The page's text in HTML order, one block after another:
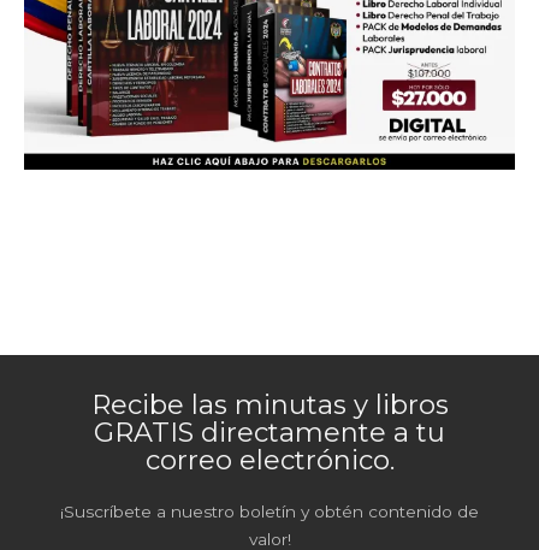
Recibe las minutas y libros
GRATIS directamente a tu
correo electrónico.
¡Suscríbete a nuestro boletín y obtén contenido de
valor!